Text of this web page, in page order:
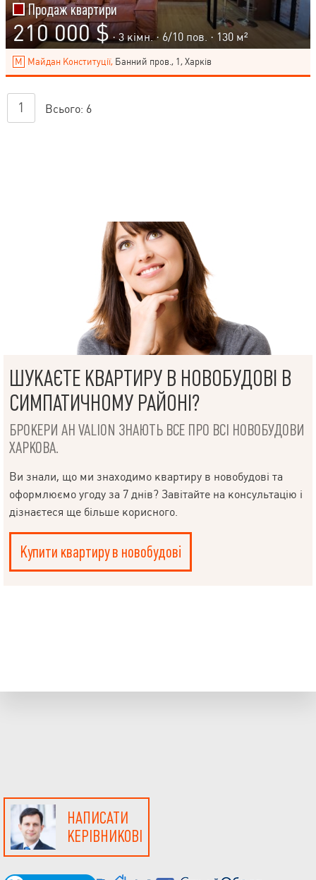
Продаж квартири
210 000 $ · 3 кімн. · 6/10 пов. · 130 м²
Майдан Конституції, Банний пров., 1, Харків
1 Всього: 6
ШУКАЄТЕ КВАРТИРУ В НОВОБУДОВІ В
СИМПАТИЧНОМУ РАЙОНІ?
БРОКЕРИ АН VALION ЗНАЮТЬ ВСЕ ПРО ВСІ НОВОБУДОВИ
ХАРКОВА.
Ви знали, що ми знаходимо квартиру в новобудові та
оформлюємо угоду за 7 днів? Завітайте на консультацію і
дізнаєтеся ще більше корисного.
Купити квартиру в новобудові
НАПИСАТИ
КЕРІВНИКОВІ